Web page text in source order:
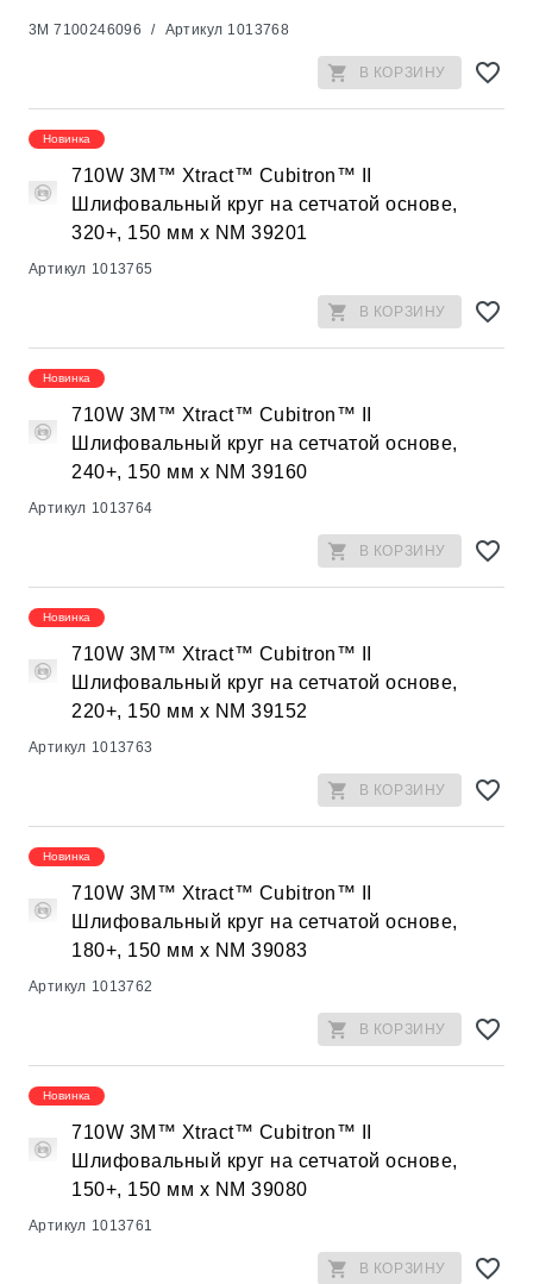
3M 7100246096 / Артикул 1013768
В КОРЗИНУ
Новинка
710W 3M™ Xtract™ Cubitron™ II
Шлифовальный круг на сетчатой основе,
320+, 150 мм х NM 39201
Артикул 1013765
В КОРЗИНУ
Новинка
710W 3M™ Xtract™ Cubitron™ II
Шлифовальный круг на сетчатой основе,
240+, 150 мм х NM 39160
Артикул 1013764
В КОРЗИНУ
Новинка
710W 3M™ Xtract™ Cubitron™ II
Шлифовальный круг на сетчатой основе,
220+, 150 мм х NM 39152
Артикул 1013763
В КОРЗИНУ
Новинка
710W 3M™ Xtract™ Cubitron™ II
Шлифовальный круг на сетчатой основе,
180+, 150 мм х NM 39083
Артикул 1013762
В КОРЗИНУ
Новинка
710W 3M™ Xtract™ Cubitron™ II
Шлифовальный круг на сетчатой основе,
150+, 150 мм х NM 39080
Артикул 1013761
В КОРЗИНУ